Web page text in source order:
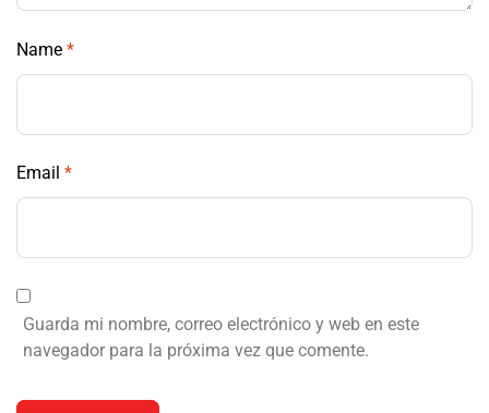
Name *
Email *
Guarda mi nombre, correo electrónico y web en este
navegador para la próxima vez que comente.